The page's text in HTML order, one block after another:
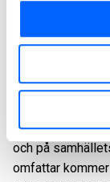
NCC:s
Om NCC. NCC
Som expert på
NCC till
och på
omfattar